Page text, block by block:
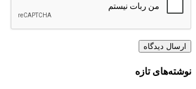
نوشته‌های تازه